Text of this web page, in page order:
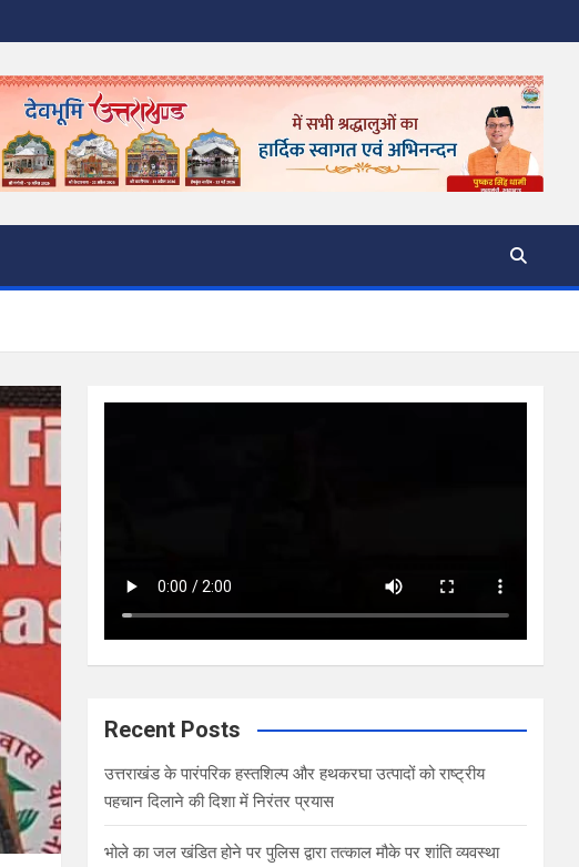
Recent Posts
उत्तराखंड के पारंपरिक हस्तशिल्प और हथकरघा उत्पादों को राष्ट्रीय
पहचान दिलाने की दिशा में निरंतर प्रयास
भोले का जल खंडित होने पर पुलिस द्वारा तत्काल मौके पर शांति व्यवस्था